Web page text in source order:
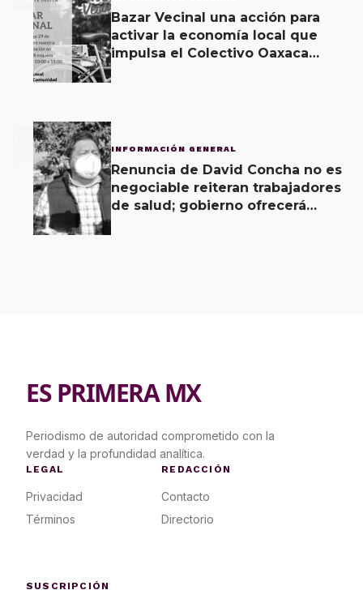
Bazar Vecinal una acción para
activar la economía local que
impulsa el Colectivo Oaxaca
3 INFORMACIÓN GENERAL
Renuncia de David Concha no es
negociable reiteran trabajadores
de salud; gobierno ofrecerá
ES PRIMERA MX
Periodismo de autoridad comprometido con la
verdad y la profundidad analítica.
LEGAL
Privacidad
Términos
REDACCIÓN
Contacto
Directorio
SUSCRIPCIÓN